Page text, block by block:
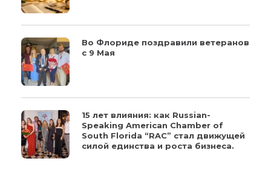
Во Флориде поздравили ветеранов
с 9 Мая
15 лет влияния: как Russian-
Speaking American Chamber of
South Florida “RAC” стал движущей
силой единства и роста бизнеса.